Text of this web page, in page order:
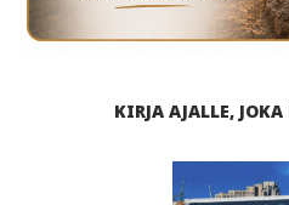
KIRJA AJALLE,